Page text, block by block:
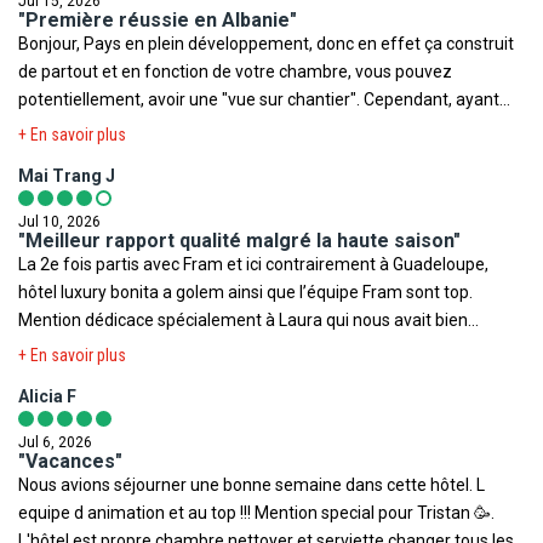
ne peuvent être considérés comme étant à l'abri du risque
terroriste.
"Première réussie en Albanie"
Bonjour, Pays en plein développement, donc en effet ça construit
de partout et en fonction de votre chambre, vous pouvez
potentiellement, avoir une "vue sur chantier". Cependant, ayant
été en famille début juillet, je rappelle qu'il s'agit d'un 5 étoiles "
beaucoup de personnes ont tendance à oublier. Dans la globalité,
ce fut une belle expérience, que ce soit au niveau hôtel,
commodités ou encore animation ( mention spéciale à Tristan qui
a même fait aimer le club enfants à mes 2 petits " monstres" 😁).
Quelques petites anomalies en début de voyage ( télé ne
fonctionnant pas et étant 4, pas toujours 4 serviettes déposées
dans la chambres, qui ont été rectifiées assez rapidement). La
étant "team thè" je n'ai pas eu de soucis, mais pour ceux qui
veulent leur petit café du matin, la queue est longue ( En tant que
client Fram, pour éviter cette queue,cela a été négocié,vous
pouvez tout de même le récupérer au bar qui n'est pas en all
inclusive.) 2 piscines, la principale qui fait 1.50 m donc accessible à
+ En savoir plus
Mai Trang J
Jul 10, 2026
"Meilleur rapport qualité malgré la haute saison"
La 2e fois partis avec Fram et ici contrairement à Guadeloupe,
hôtel luxury bonita a golem ainsi que l’équipe Fram sont top.
Mention dédicace spécialement à Laura qui nous avait bien
accueilli la nuit quand on était arrivés avec des superbes bonne
séjour agréables pour tenter une nouvelle expérience la nouvelle
fois.
+ En savoir plus
Alicia F
Jul 6, 2026
"Vacances"
Nous avions séjourner une bonne semaine dans cette hôtel. L
equipe d animation et au top !!! Mention special pour Tristan 🥳.